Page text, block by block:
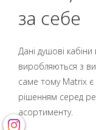
за себе
Дані душові
виробляються з
саме тому Matrix
рішенням серед
асортименту.